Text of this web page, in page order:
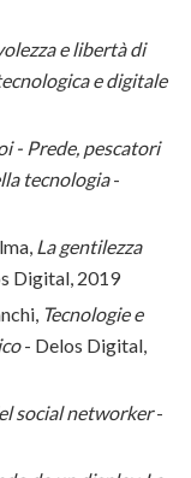
e libertà di
e digitale
- Prede, pescatori
tecnologia-
La gentilezza
Digital, 2019
Tecnologie e
- Delos Digital,
social networker-